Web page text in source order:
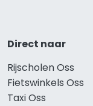
Direct naar
Rijscholen Oss
Fietswinkels Oss
Taxi Oss